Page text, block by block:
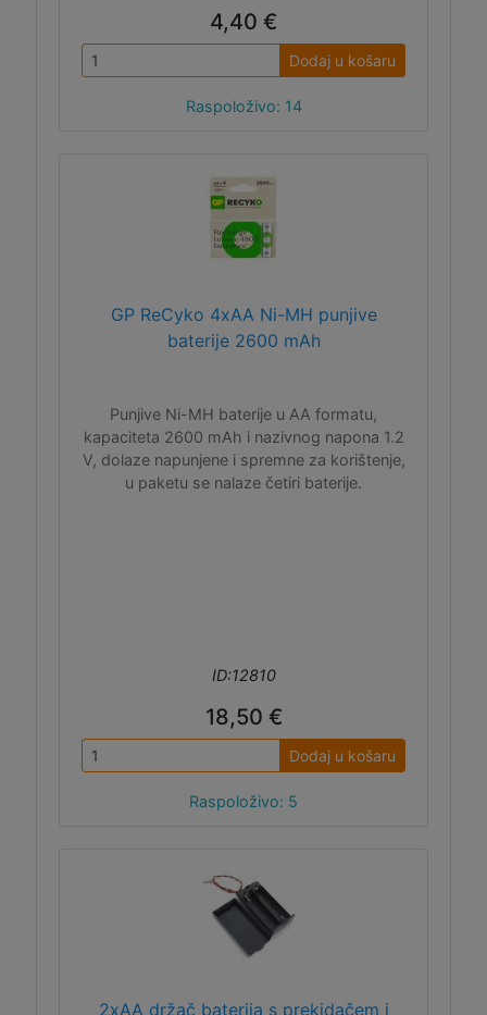
4,40 €
Dodaj u košaru
Raspoloživo: 14
GP ReCyko 4xAA Ni-MH punjive
baterije 2600 mAh
Punjive Ni-MH baterije u AA formatu,
kapaciteta 2600 mAh i nazivnog napona 1.2
V, dolaze napunjene i spremne za korištenje,
u paketu se nalaze četiri baterije.
ID:12810
18,50 €
Dodaj u košaru
Raspoloživo: 5
2xAA držač baterija s prekidačem i